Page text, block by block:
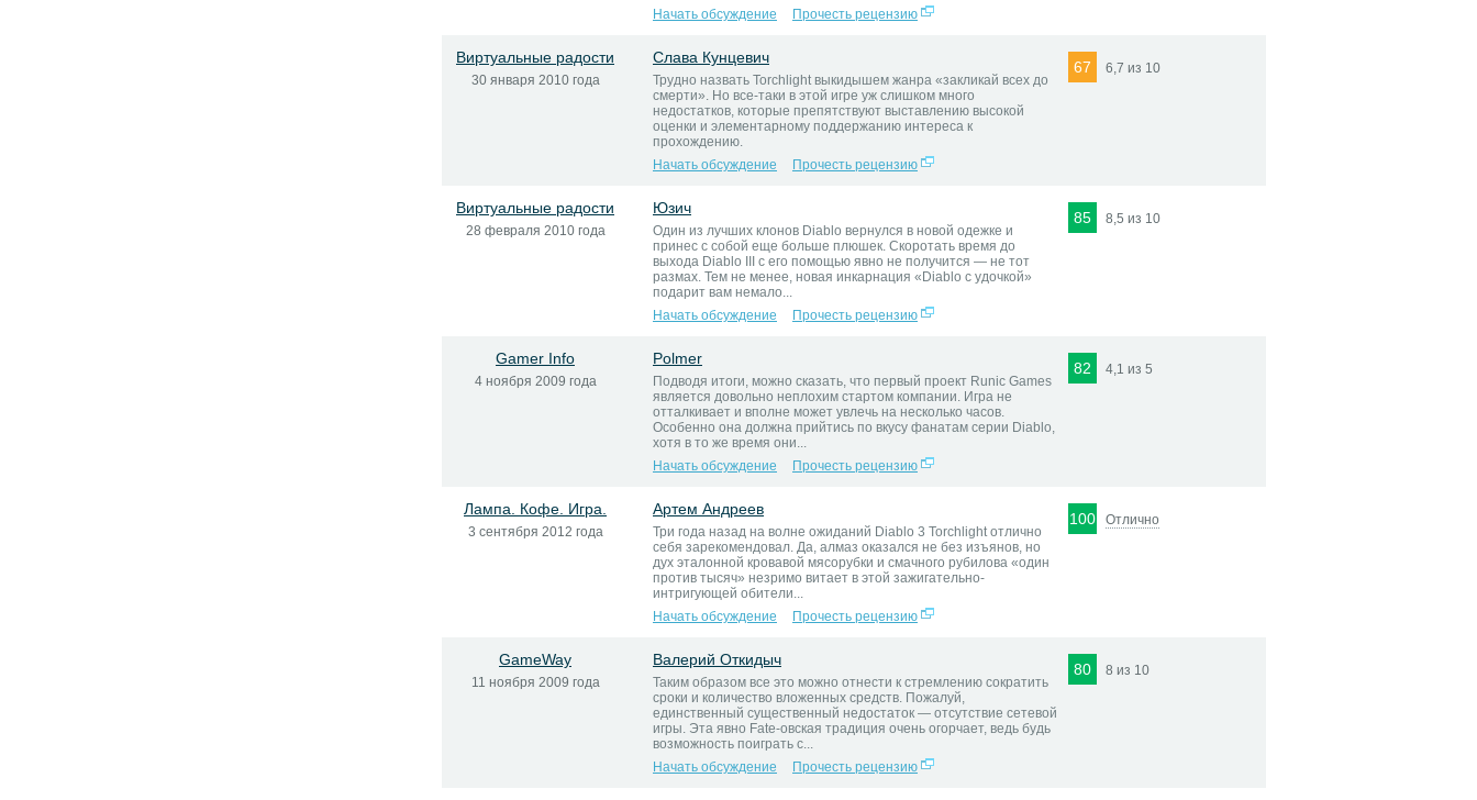
Начать обсуждение
Прочесть рецензию
Виртуальные радости
30 января 2010 года
Слава Кунцевич
Трудно назвать Torchlight выкидышем жанра «закликай всех до
смерти». Но все-таки в этой игре уж слишком много
недостатков, которые препятствуют выставлению высокой
оценки и элементарному поддержанию интереса к
прохождению.
Начать обсуждение
Прочесть рецензию
67 6,7 из 10
Виртуальные радости
28 февраля 2010 года
Юзич
Один из лучших клонов Diablo вернулся в новой одежке и
принес с собой еще больше плюшек. Скоротать время до
выхода Diablo III с его помощью явно не получится — не тот
размах. Тем не менее, новая инкарнация «Diablo c удочкой»
подарит вам немало...
Начать обсуждение
Прочесть рецензию
85 8,5 из 10
Gamer Info
4 ноября 2009 года
Polmer
Подводя итоги, можно сказать, что первый проект Runic Games
является довольно неплохим стартом компании. Игра не
отталкивает и вполне может увлечь на несколько часов.
Особенно она должна прийтись по вкусу фанатам серии Diablo,
хотя в то же время они...
Начать обсуждение
Прочесть рецензию
82 4,1 из 5
Лампа. Кофе. Игра.
3 сентября 2012 года
Артем Андреев
Три года назад на волне ожиданий Diablo 3 Torchlight отлично
себя зарекомендовал. Да, алмаз оказался не без изъянов, но
дух эталонной кровавой мясорубки и смачного рубилова «один
против тысяч» незримо витает в этой зажигательно-
интригующей обители...
Начать обсуждение
Прочесть рецензию
100 Отлично
GameWay
11 ноября 2009 года
Валерий Откидыч
Таким образом все это можно отнести к стремлению сократить
сроки и количество вложенных средств. Пожалуй,
единственный существенный недостаток — отсутствие сетевой
игры. Эта явно Fate-овская традиция очень огорчает, ведь будь
возможность поиграть с...
Начать обсуждение
Прочесть рецензию
80 8 из 10